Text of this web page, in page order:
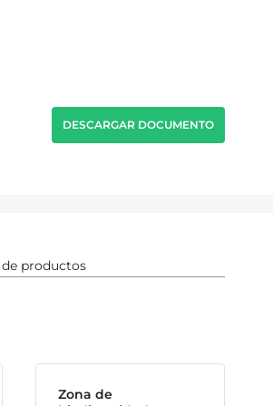
DESCARGAR DOCUMENTO
Zona de